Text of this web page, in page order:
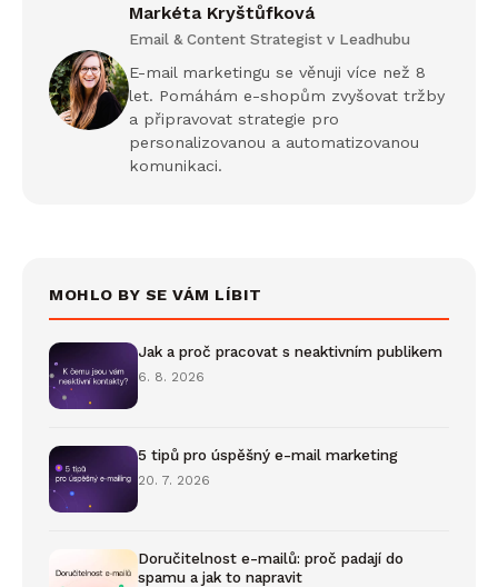
Markéta Kryštůfková
Email & Content Strategist v Leadhubu
E-mail marketingu se věnuji více než 8
let. Pomáhám e-shopům zvyšovat tržby
a připravovat strategie pro
personalizovanou a automatizovanou
komunikaci.
MOHLO BY SE VÁM LÍBIT
Jak a proč pracovat s neaktivním publikem
6. 8. 2026
5 tipů pro úspěšný e-mail marketing
20. 7. 2026
Doručitelnost e-mailů: proč padají do
spamu a jak to napravit